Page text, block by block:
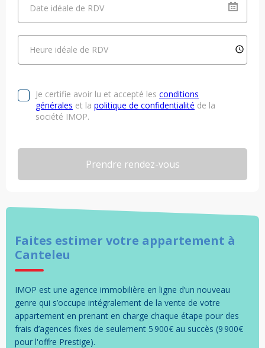
Faites estimer votre appartement à
Canteleu
IMOP est une agence immobilière en ligne d’un nouveau
genre qui s’occupe intégralement de la vente de votre
appartement en prenant en charge chaque étape pour des
frais d’agences fixes de seulement 5 900€ au succès (9 900€
pour l'offre Prestige).
Date idéale de RDV
Heure idéale de RDV
Je certifie avoir lu et accepté les conditions
générales et la politique de confidentialité de la
société IMOP.